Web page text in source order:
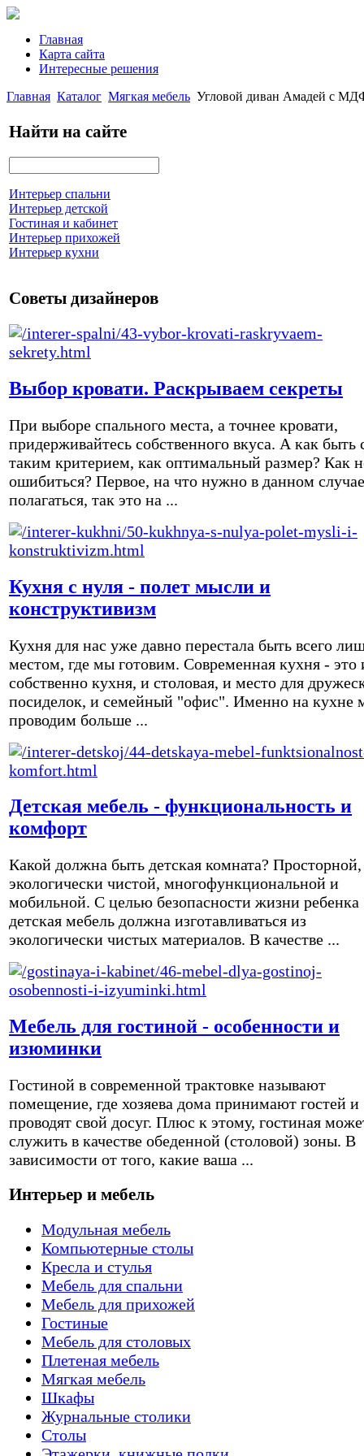
Главная
Карта сайта
Интересные решения
Главная Каталог Мягкая мебель Угловой диван Амадей с
Найти на сайте
Интерьер спальни
Интерьер детской
Гостиная и кабинет
Интерьер прихожей
Интерьер кухни
Советы дизайнеров
Выбор кровати. Раскрываем секреты
При выборе спального места, а точнее кровати,
придерживайтесь собственного вкуса. А как быть
таким критерием, как оптимальный размер? Как
ошибиться? Первое, на что нужно в данном случае
полагаться, так это на ...
Кухня с нуля - полет мысли и
конструктивизм
Кухня для нас уже давно перестала быть всего
местом, где мы готовим. Современная кухня - это
собственно кухня, и столовая, и место для
посиделок, и семейный "офис". Именно на кухне
проводим больше ...
Детская мебель - функциональность и
комфорт
Какой должна быть детская комната? Просторной,
экологически чистой, многофункциональной и
мобильной. С целью безопасности жизни ребенка
детская мебель должна изготавливаться из
экологически чистых материалов. В качестве ...
Мебель для гостиной - особенности и
изюминки
Гостиной в современной трактовке называют
помещение, где хозяева дома принимают гостей и
проводят свой досуг. Плюс к этому, гостиная
служить в качестве обеденной (столовой) зоны. В
зависимости от того, какие ваша ...
Интерьер и мебель
Модульная мебель
Компьютерные столы
Кресла и стулья
Мебель для спальни
Мебель для прихожей
Гостиные
Мебель для столовых
Плетеная мебель
Мягкая мебель
Шкафы
Журнальные столики
Столы